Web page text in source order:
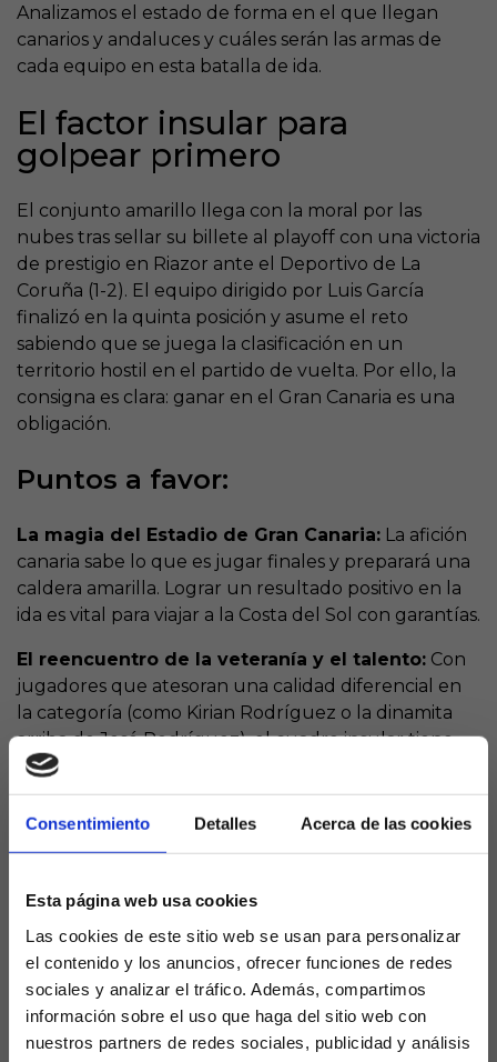
Consentimiento Detalles Acerca de las cookies
Esta página web usa cookies
Las cookies de este sitio web se usan para personalizar
el contenido y los anuncios, ofrecer funciones de redes
sociales y analizar el tráfico. Además, compartimos
información sobre el uso que haga del sitio web con
nuestros partners de redes sociales, publicidad y análisis
Analizamos el estado de forma en el que llegan
canarios y andaluces y cuáles serán las armas de
cada equipo en esta batalla de ida.
El factor insular para
golpear primero
El conjunto amarillo llega con la moral por las
nubes tras sellar su billete al playoff con una victoria
de prestigio en Riazor ante el Deportivo de La
Coruña (1-2). El equipo dirigido por Luis García
finalizó en la quinta posición y asume el reto
sabiendo que se juega la clasificación en un
territorio hostil en el partido de vuelta. Por ello, la
consigna es clara: ganar en el Gran Canaria es una
obligación.
Puntos a favor:
La magia del Estadio de Gran Canaria: La afición
canaria sabe lo que es jugar finales y preparará una
caldera amarilla. Lograr un resultado positivo en la
ida es vital para viajar a la Costa del Sol con garantías.
El reencuentro de la veteranía y el talento: Con
jugadores que atesoran una calidad diferencial en
la categoría (como Kirian Rodríguez o la dinamita
arriba de Jesé Rodríguez), el cuadro insular tiene
esa pausa y ese desborde necesarios para
desarbolar defensas cerradas.
Ataque coral y sin complejos:
Las Palmas viene
tramo final de la temporada regular, siendo un
equipo capaz de hacer daño tanto combinando por
dentro como explotando las bandas.
La solidez del cuarto puesto
y el fortín de La Rosaleda